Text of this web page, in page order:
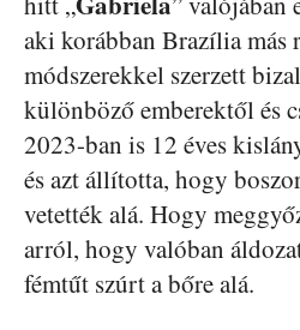
aki korábban Brazília más
módszerekkel szerzett
különböző emberektől és
2023-ban is 12 éves
és azt állította, hogy
vetették alá. Hogy
arról, hogy valóban
fémtűt szúrt a bőre alá.